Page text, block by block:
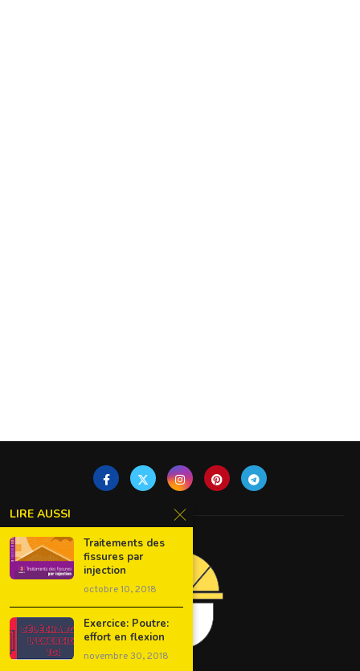
LIRE AUSSI
Traitements des
fissures par
injection
octobre 10, 2018
Exercice: Poutre:
effort en flexion
novembre 30, 2018